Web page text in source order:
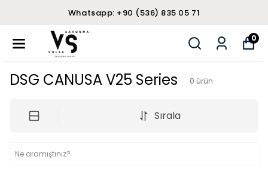
Whatsapp: +90 (536) 835 05 71
0
DSG CANUSA V25 Series 0 ürün
Sırala